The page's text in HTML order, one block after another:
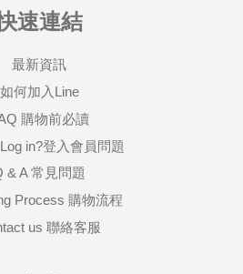
速連結
最新資訊
如何加入Line
購物前必讀
in?登入會員問題
& A 常見問題
Process 購物流程
us 聯絡客服